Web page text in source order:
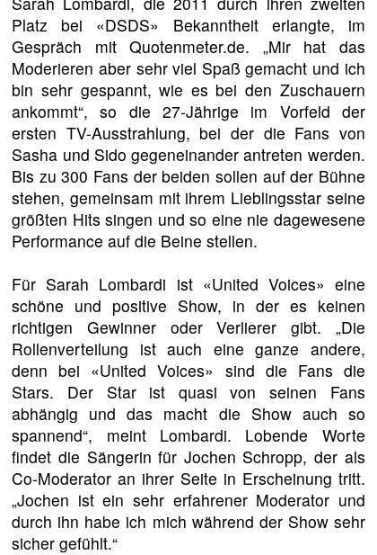
Platz bei «DSDS» Bekanntheit erlangte, im
Gespräch mit Quotenmeter.de. „Mir hat das
Moderieren aber sehr viel Spaß gemacht und ich
bin sehr gespannt, wie es bei den Zuschauern
ankommt“, so die 27-Jährige im Vorfeld der
ersten TV-Ausstrahlung, bei der die Fans von
Sasha und Sido gegeneinander antreten werden.
Bis zu 300 Fans der beiden sollen auf der Bühne
stehen, gemeinsam mit ihrem Lieblingsstar seine
größten Hits singen und so eine nie dagewesene
Performance auf die Beine stellen.
Für Sarah Lombardi ist «United Voices» eine
schöne und positive Show, in der es keinen
richtigen Gewinner oder Verlierer gibt. „Die
Rollenverteilung ist auch eine ganze andere,
denn bei «United Voices» sind die Fans die
Stars. Der Star ist quasi von seinen Fans
abhängig und das macht die Show auch so
spannend“, meint Lombardi. Lobende Worte
findet die Sängerin für Jochen Schropp, der als
Co-Moderator an ihrer Seite in Erscheinung tritt.
„Jochen ist ein sehr erfahrener Moderator und
durch ihn habe ich mich während der Show sehr
sicher gefühlt.“